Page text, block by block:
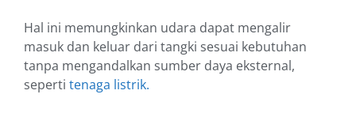
Hal ini memungkinkan udara dapat mengalir
masuk dan keluar dari tangki sesuai kebutuhan
tanpa mengandalkan sumber daya eksternal,
seperti tenaga listrik.